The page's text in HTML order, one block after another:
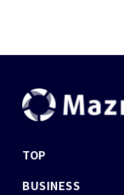
TOP
BUSINESS